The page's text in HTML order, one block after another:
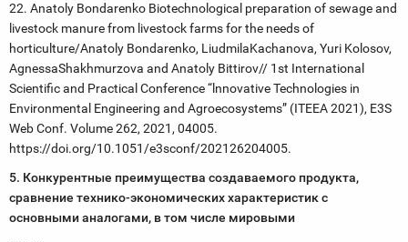
22. Anatoly Bondarenko Biotechnological preparation of sewage and
livestock manure from livestock farms for the needs of
horticulture/Anatoly Bondarenko, LiudmilaKachanova, Yuri Kolosov,
AgnessaShakhmurzova and Anatoly Bittirov// 1st International
Scientific and Practical Conference “lnnovative Technologies in
Environmental Engineering and Agroecosystems” (ITEEA 2021), E3S
Web Conf. Volume 262, 2021, 04005.
https://doi.org/10.1051/e3sconf/202126204005.
5. Конкурентные преимущества создаваемого продукта,
сравнение технико-экономических характеристик с
основными аналогами, в том числе мировыми